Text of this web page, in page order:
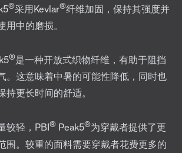
®采用Kevlar®纤维加固，保持其强度并
用中的磨损。
®是一种开放式织物纤维，有助于阻挡
。这意味着中暑的可能性降低，同时也
持更长时间的舒适。
较轻，PBI® Peak5®为穿戴者提供了更
围。较重的面料需要穿戴者花费更多的